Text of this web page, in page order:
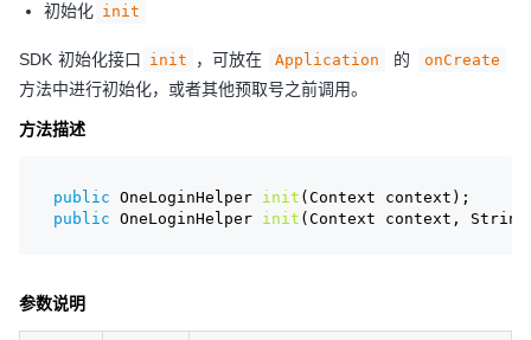
初始化 init
SDK 初始化接口 init ，可放在 Application 的 onCreate
方法中进行初始化，或者其他预取号之前调用。
方法描述
public OneLoginHelper init (Context context) ;
public OneLoginHelper init (Context context, String
参数说明